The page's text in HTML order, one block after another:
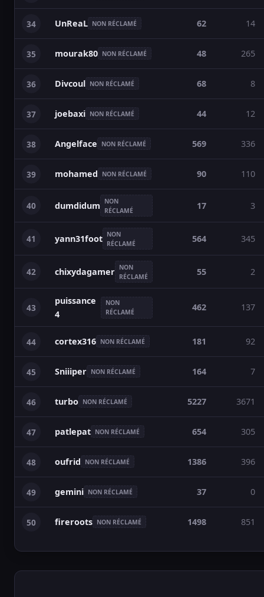
34 UnReaL NON RÉCLAMÉ 62 14
35 mourak80 NON RÉCLAMÉ 48 265
36 Divcoul NON RÉCLAMÉ 68 8
37 joebaxi NON RÉCLAMÉ 44 12
38 Angelface NON RÉCLAMÉ 569 336
39 mohamed NON RÉCLAMÉ 90 110
40 dumdidum
NON
RÉCLAMÉ
17 3
41 yann31foot NON
RÉCLAMÉ
564 345
42 chixydagamer NON
RÉCLAMÉ
55 2
43
puissance
4
NON
RÉCLAMÉ
462 137
44 cortex316 NON RÉCLAMÉ 181 92
45 Sniiiper NON RÉCLAMÉ 164 7
46 turbo NON RÉCLAMÉ 5227 3671
47 patlepat NON RÉCLAMÉ 654 305
48 oufrid NON RÉCLAMÉ 1386 396
49 gemini NON RÉCLAMÉ 37 0
50 fireroots NON RÉCLAMÉ 1498 851